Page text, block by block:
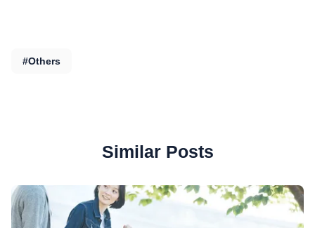
#Others
Similar Posts